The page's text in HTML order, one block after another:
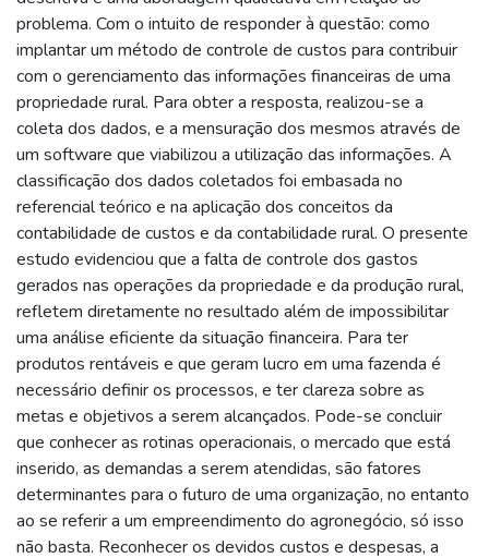
problema. Com o intuito de responder à questão: como
implantar um método de controle de custos para contribuir
com o gerenciamento das informações financeiras de uma
propriedade rural. Para obter a resposta, realizou-se a
coleta dos dados, e a mensuração dos mesmos através de
um software que viabilizou a utilização das informações. A
classificação dos dados coletados foi embasada no
referencial teórico e na aplicação dos conceitos da
contabilidade de custos e da contabilidade rural. O presente
estudo evidenciou que a falta de controle dos gastos
gerados nas operações da propriedade e da produção rural,
refletem diretamente no resultado além de impossibilitar
uma análise eficiente da situação financeira. Para ter
produtos rentáveis e que geram lucro em uma fazenda é
necessário definir os processos, e ter clareza sobre as
metas e objetivos a serem alcançados. Pode-se concluir
que conhecer as rotinas operacionais, o mercado que está
inserido, as demandas a serem atendidas, são fatores
determinantes para o futuro de uma organização, no entanto
ao se referir a um empreendimento do agronegócio, só isso
não basta. Reconhecer os devidos custos e despesas, a